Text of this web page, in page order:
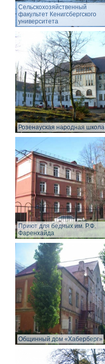
Сельскохозяйственный
факультет Кенигсбергского
университета
Розенауская народная школа
Приют для бедных им. Р.Ф.
Фаренхайда
Общинный дом «Хаберберг»